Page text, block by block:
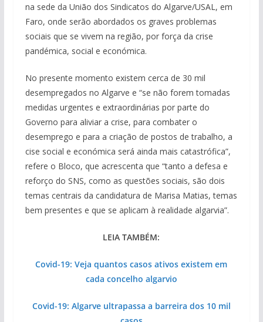
na sede da União dos Sindicatos do Algarve/USAL, em
Faro, onde serão abordados os graves problemas
sociais que se vivem na região, por força da crise
pandémica, social e económica.
No presente momento existem cerca de 30 mil
desempregados no Algarve e “se não forem tomadas
medidas urgentes e extraordinárias por parte do
Governo para aliviar a crise, para combater o
desemprego e para a criação de postos de trabalho, a
cise social e económica será ainda mais catastrófica”,
refere o Bloco, que acrescenta que “tanto a defesa e
reforço do SNS, como as questões sociais, são dois
temas centrais da candidatura de Marisa Matias, temas
bem presentes e que se aplicam à realidade algarvia”.
LEIA TAMBÉM:
Covid-19: Veja quantos casos ativos existem em
cada concelho algarvio
Covid-19: Algarve ultrapassa a barreira dos 10 mil